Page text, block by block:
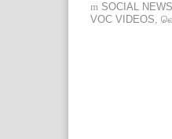
SOCIAL
VOC VIDEOS,